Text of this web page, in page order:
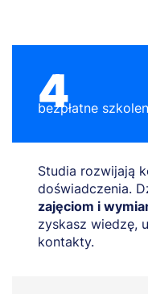
4
bezpłatne
Studia rozwijają
doświadczenia.
zajęciom i
zyskasz wiedzę,
kontakty.